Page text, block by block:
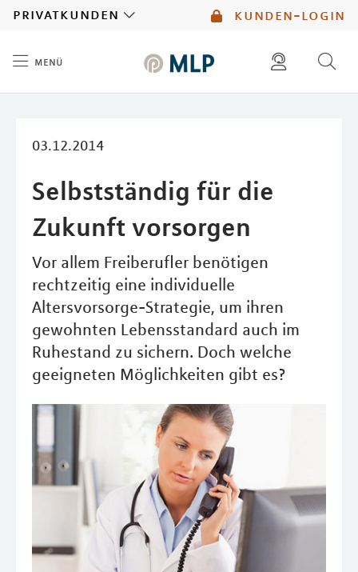
kunden-login
privatkunden
menü
03.12.2014
Selbstständig für die
Zukunft vorsorgen
Vor allem Freiberufler benötigen
rechtzeitig eine individuelle
Altersvorsorge-Strategie, um ihren
gewohnten Lebensstandard auch im
Ruhestand zu sichern. Doch welche
geeigneten Möglichkeiten gibt es?